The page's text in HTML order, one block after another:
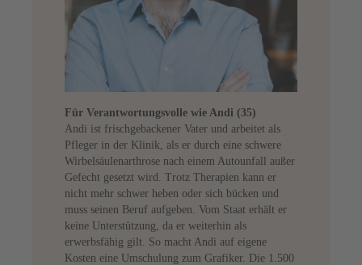
Für Verantwortungsvolle wie Andi (35)
Andi ist frischgebackener Vater und arbeitet als
Pfleger in der Klinik, als er durch eine schwere
Wirbelsäulenarthrose nach einem Autounfall außer
Gefecht gesetzt wird. Trotz Therapien kann er
nicht mehr schwer heben oder sich bücken und
muss seinen Beruf aufgeben. Vom Staat erhält er
keine Unterstützung, da er weiterhin als
erwerbsfähig gilt. So macht Andi auf eigene
Kosten eine Umschulung zum Grafiker. Die 1.500